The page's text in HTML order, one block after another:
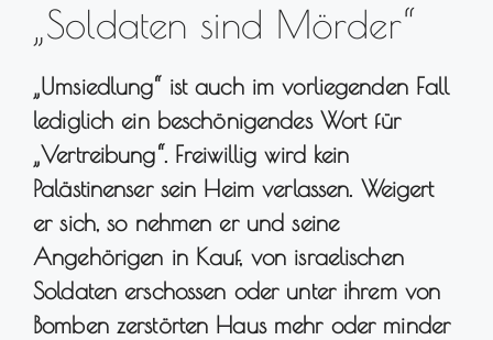
„Soldaten sind Mörder“
„Umsiedlung“ ist auch im vorliegenden Fall
lediglich ein beschönigendes Wort für
„Vertreibung“. Freiwillig wird kein
Palästinenser sein Heim verlassen. Weigert
er sich, so nehmen er und seine
Angehörigen in Kauf, von israelischen
Soldaten erschossen oder unter ihrem von
Bomben zerstörten Haus mehr oder minder